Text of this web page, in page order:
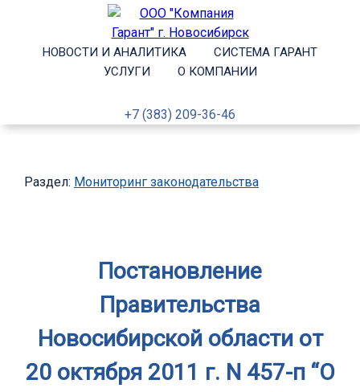
НОВОСТИ И АНАЛИТИКА
СИСТЕМА ГАРАНТ
УСЛУГИ
О КОМПАНИИ
+7 (383) 209-36-46
Раздел: Мониторинг законодательства
Постановление
Правительства
Новосибирской области от
20 октября 2011 г. N 457-п “О